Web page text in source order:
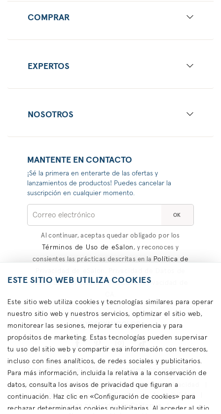
COMPRAR
EXPERTOS
NOSOTROS
MANTENTE EN CONTACTO
¡Sé la primera en enterarte de las ofertas y
lanzamientos de productos! Puedes cancelar la
suscripción en cualquier momento.
OK
Al continuar, aceptas quedar obligado por los
Términos de Uso de eSalon, y reconoces y
consientes las prácticas descritas en la Política de
Salud del ConsumidoryAviso de Privacidad de
#YOSOYMICOLOR
Copyright © eSalon 2026 Todos los derechos reservados.
Contáctanos Términos de uso
Política de privacidad
Acerca de las publicidades
Cookies
Accesibilidad
Política de privacidad de California
ESTE SITIO WEB UTILIZA COOKIES
Este sitio web utiliza cookies y tecnologías similares para operar
nuestro sitio web y nuestros servicios, optimizar el sitio web,
monitorear las sesiones, mejorar tu experiencia y para
propósitos de marketing. Estas tecnologías pueden supervisar
tu uso del sitio web y compartir esa información con terceros,
incluso con fines analíticos, de redes sociales y publicitarios.
Para más información, incluida la relativa a la conservación de
datos, consulta los avisos de privacidad que figuran a
continuación. Haz clic en «Configuración de cookies» para
rechazar determinadas cookies publicitarias. Al acceder al sitio